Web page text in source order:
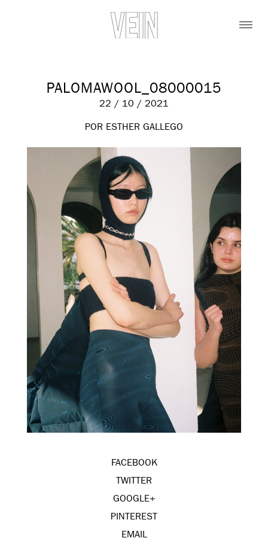
PALOMAWOOL_08000015
22 / 10 / 2021
POR ESTHER GALLEGO
FACEBOOK
TWITTER
GOOGLE+
PINTEREST
EMAIL